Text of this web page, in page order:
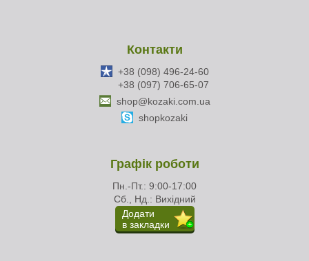
Графік роботи
Пн.-Пт.: 9:00-17:00
Сб., Нд.: Вихідний
Додати
в закладки
Контакти
+38 (098) 496-24-60
+38 (097) 706-65-07
shop@kozaki.com.ua
shopkozaki